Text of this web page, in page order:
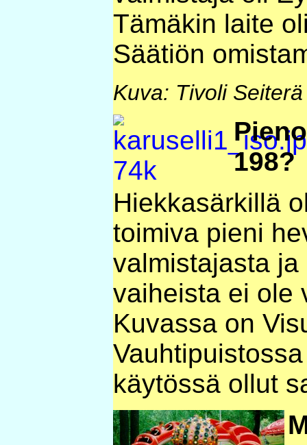
Tämäkin laite
Säätiön
Kuva: Tivoli Seiterä
198?
Hiekkasärkillä
toimiva pieni
valmistajasta
vaiheista ei ole
Kuvassa on
käytössä ollut